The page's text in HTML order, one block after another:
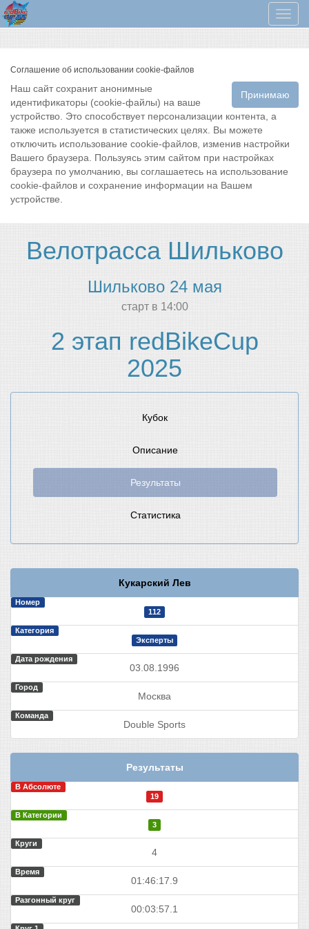
Меню
Соглашение об использовании cookie-файлов
Принимаю
Наш сайт сохранит анонимные
идентификаторы (cookie-файлы) на ваше
устройство. Это способствует персонализации контента, а
также используется в статистических целях. Вы можете
отключить использование cookie-файлов, изменив настройки
Вашего браузера. Пользуясь этим сайтом при настройках
браузера по умолчанию, вы соглашаетесь на использование
cookie-файлов и сохранение информации на Вашем
устройстве.
Велотрасса Шильково
Шильково 24 мая
cтарт в 14:00
2 этап redBikeCup
2025
Кубок
Описание
Результаты
Статистика
Кукарский Лев
Номер
112
Категория
Эксперты
Дата рождения
03.08.1996
Город
Москва
Команда
Double Sports
Результаты
В Абсолюте
19
В Категории
3
Круги
4
Время
01:46:17.9
Разгонный круг
00:03:57.1